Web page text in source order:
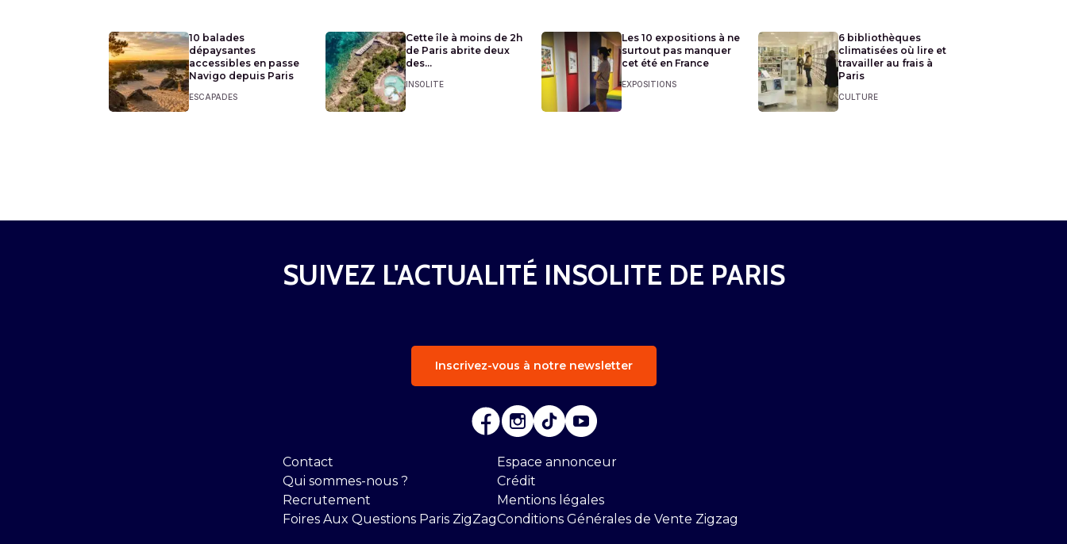
10 balades
dépaysantes
accessibles en passe
Navigo depuis Paris
ESCAPADES
Cette île à moins de 2h
de Paris abrite deux
des...
INSOLITE
Les 10 expositions à ne
surtout pas manquer
cet été en France
EXPOSITIONS
6 bibliothèques
climatisées où lire et
travailler au frais à
Paris
CULTURE
SUIVEZ L'ACTUALITÉ INSOLITE DE PARIS
Inscrivez-vous à notre newsletter
Contact
Qui sommes-nous ?
Recrutement
Foires Aux Questions Paris ZigZag
Espace annonceur
Crédit
Mentions légales
Conditions Générales de Vente Zigzag